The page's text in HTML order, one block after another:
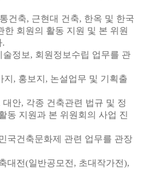
건축, 근현대 건축, 한옥 및 한국
한 회원의 활동 지원 및 본 위원
.
술정보, 회원정보수립 업무를 관
지 , 홍보지 , 논설업무 및 기획출
대안, 각종 건축관련 법규 및 정
동 지원과 본 위원회의 사업 진
국건축문화제 관련 업무를 관장
대전(일반공모전 , 초대작가전),